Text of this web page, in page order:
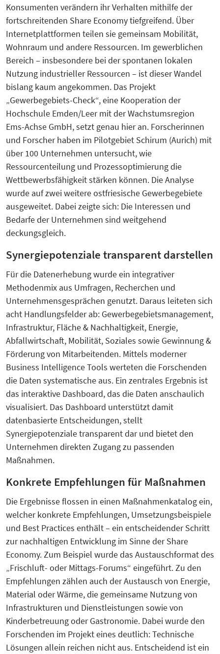
Konsumenten verändern ihr Verhalten mithilfe der
fortschreitenden Share Economy tiefgreifend. Über
Internetplattformen teilen sie gemeinsam Mobilität,
Wohnraum und andere Ressourcen. Im gewerblichen
Bereich – insbesondere bei der spontanen lokalen
Nutzung industrieller Ressourcen – ist dieser Wandel
bislang kaum angekommen. Das Projekt
„Gewerbegebiets-Check“, eine Kooperation der
Hochschule Emden/Leer mit der Wachstumsregion
Ems-Achse GmbH, setzt genau hier an. Forscherinnen
und Forscher haben im Pilotgebiet Schirum (Aurich) mit
über 100 Unternehmen untersucht, wie
Ressourcenteilung und Prozessoptimierung die
Wettbewerbsfähigkeit stärken können. Die Analyse
wurde auf zwei weitere ostfriesische Gewerbegebiete
ausgeweitet. Dabei zeigte sich: Die Interessen und
Bedarfe der Unternehmen sind weitgehend
deckungsgleich.
Synergiepotenziale transparent darstellen
Für die Datenerhebung wurde ein integrativer
Methodenmix aus Umfragen, Recherchen und
Unternehmensgesprächen genutzt. Daraus leiteten sich
acht Handlungsfelder ab: Gewerbegebietsmanagement,
Infrastruktur, Fläche & Nachhaltigkeit, Energie,
Abfallwirtschaft, Mobilität, Soziales sowie Gewinnung &
Förderung von Mitarbeitenden. Mittels moderner
Business Intelligence Tools werteten die Forschenden
die Daten systematische aus. Ein zentrales Ergebnis ist
das interaktive Dashboard, das die Daten anschaulich
visualisiert. Das Dashboard unterstützt damit
datenbasierte Entscheidungen, stellt
Synergiepotenziale transparent dar und bietet den
Unternehmen direkten Zugang zu passenden
Maßnahmen.
Konkrete Empfehlungen für Maßnahmen
Die Ergebnisse flossen in einen Maßnahmenkatalog ein,
welcher konkrete Empfehlungen, Umsetzungsbeispiele
und Best Practices enthält – ein entscheidender Schritt
zur nachhaltigen Entwicklung im Sinne der Share
Economy. Zum Beispiel wurde das Austauschformat des
„Frischluft- oder Mittags-Forums“ eingeführt. Zu den
Empfehlungen zählen auch der Austausch von Energie,
Material oder Wärme, die gemeinsame Nutzung von
Infrastrukturen und Dienstleistungen sowie von
Kinderbetreuung oder Gastronomie. Dabei wurde den
Forschenden im Projekt eines deutlich: Technische
Lösungen allein reichen nicht aus. Entscheidend ist ein